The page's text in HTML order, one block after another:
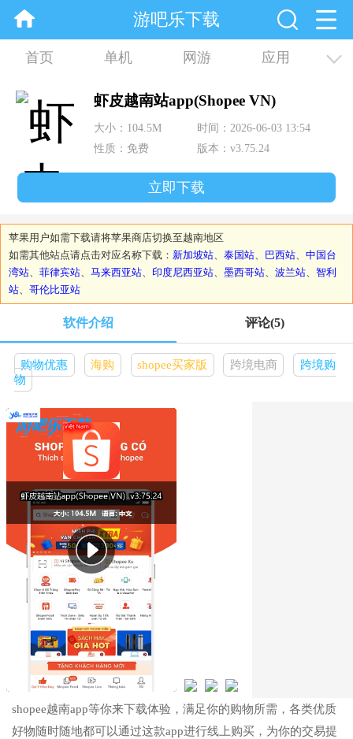
游吧乐下载
首页 单机 网游 应用
资讯 合集
虾皮越南站app(Shopee VN)
大小：104.5M
时间：2026-06-03 13:54
性质：免费
版本：v3.75.24
立即下载
苹果用户如需下载请将苹果商店切换至越南地区
如需其他站点请点击对应名称下载： 新加坡站、 泰国站、 巴西站、 中国台
湾站、 菲律宾站、 马来西亚站、 印度尼西亚站、 墨西哥站、 波兰站、 智利
站、 哥伦比亚站
软件介绍 评论(5)
购物优惠 海购 shopee买家版 跨境电商
跨境购
物
shopee越南app等你来下载体验，满足你的购物所需，各类优质
好物随时随地都可以通过这款app进行线上购买，为你的交易提